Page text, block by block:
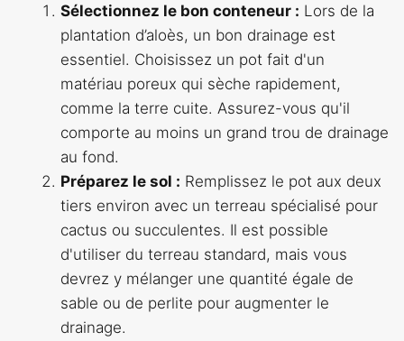
Sélectionnez le bon conteneur : Lors de la
plantation d’aloès, un bon drainage est
essentiel. Choisissez un pot fait d'un
matériau poreux qui sèche rapidement,
comme la terre cuite. Assurez-vous qu'il
comporte au moins un grand trou de drainage
au fond.
Préparez le sol : Remplissez le pot aux deux
tiers environ avec un terreau spécialisé pour
cactus ou succulentes. Il est possible
d'utiliser du terreau standard, mais vous
devrez y mélanger une quantité égale de
sable ou de perlite pour augmenter le
drainage.